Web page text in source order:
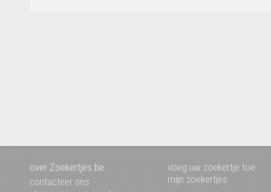
over Zoekertjes.be
contacteer ons
voeg uw zoekertje toe
mijn zoekertjes